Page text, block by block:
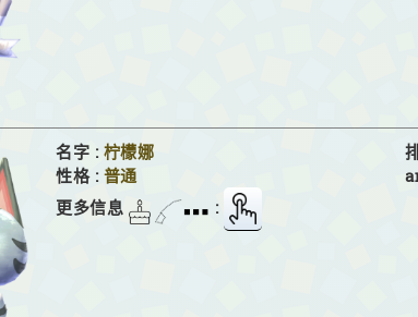
名字 : 柠檬娜
性格 : 普通
更多信息
: